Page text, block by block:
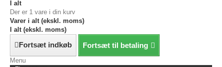
I alt
Der er 1 vare i din kurv
Varer i alt (ekskl. moms)
I alt (ekskl. moms)
Fortsæt indkøb Fortsæt til betaling
Menu